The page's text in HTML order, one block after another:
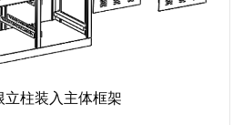
立柱装入主体框架